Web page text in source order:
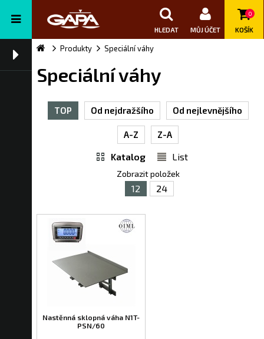
HLEDAT MŮJ ÚČET
0
KOŠÍK
Produkty Speciální váhy
Speciální váhy
TOP Od nejdražšího Od nejlevnějšího
A-Z Z-A
Katalog List
Zobrazit položek
12 24
Nastěnná sklopná váha N1T-
PSN/60